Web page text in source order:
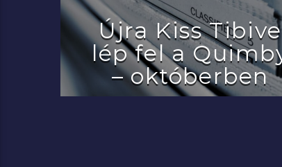
Újra Kiss
lép fel a
– októberben